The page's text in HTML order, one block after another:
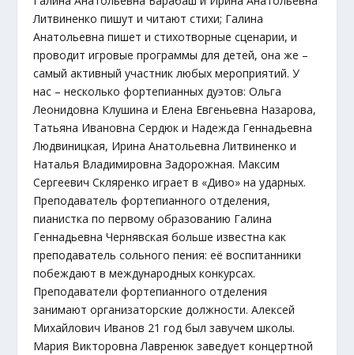
Литвиненко пишут и читают стихи; Галина
Анатольевна пишет и стихотворные сценарии, и
проводит игровые программы для детей, она же –
самый активный участник любых мероприятий. У
нас – несколько фортепианных дуэтов: Ольга
Леонидовна Клушина и Елена Евгеньевна Назарова,
Татьяна Ивановна Сердюк и Надежда Геннадьевна
Людвиницкая, Ирина Анатольевна Литвиненко и
Наталья Владимировна Задорожная. Максим
Сергеевич Скляренко играет в «Диво» на ударных.
Преподаватель фортепианного отделения,
пианистка по первому образованию Галина
Геннадьевна Чернявская больше известна как
преподаватель сольного пения: её воспитанники
побеждают в международных конкурсах.
Преподаватели фортепианного отделения
занимают организаторские должности. Алексей
Михайлович Иванов 21 год был завучем школы.
Мария Викторовна Лавренюк заведует концертной